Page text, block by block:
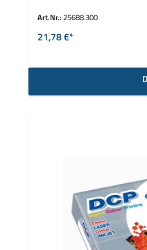
Art.Nr.:25688.300
21,78 €*